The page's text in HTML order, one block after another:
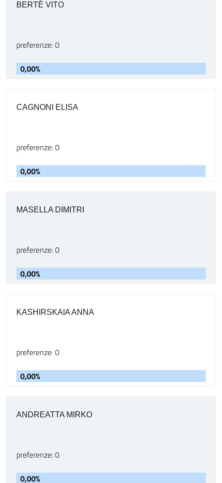
BERTÈ VITO
preferenze: 0
0,00%
CAGNONI ELISA
preferenze: 0
0,00%
MASELLA DIMITRI
preferenze: 0
0,00%
KASHIRSKAIA ANNA
preferenze: 0
0,00%
ANDREATTA MIRKO
preferenze: 0
0,00%